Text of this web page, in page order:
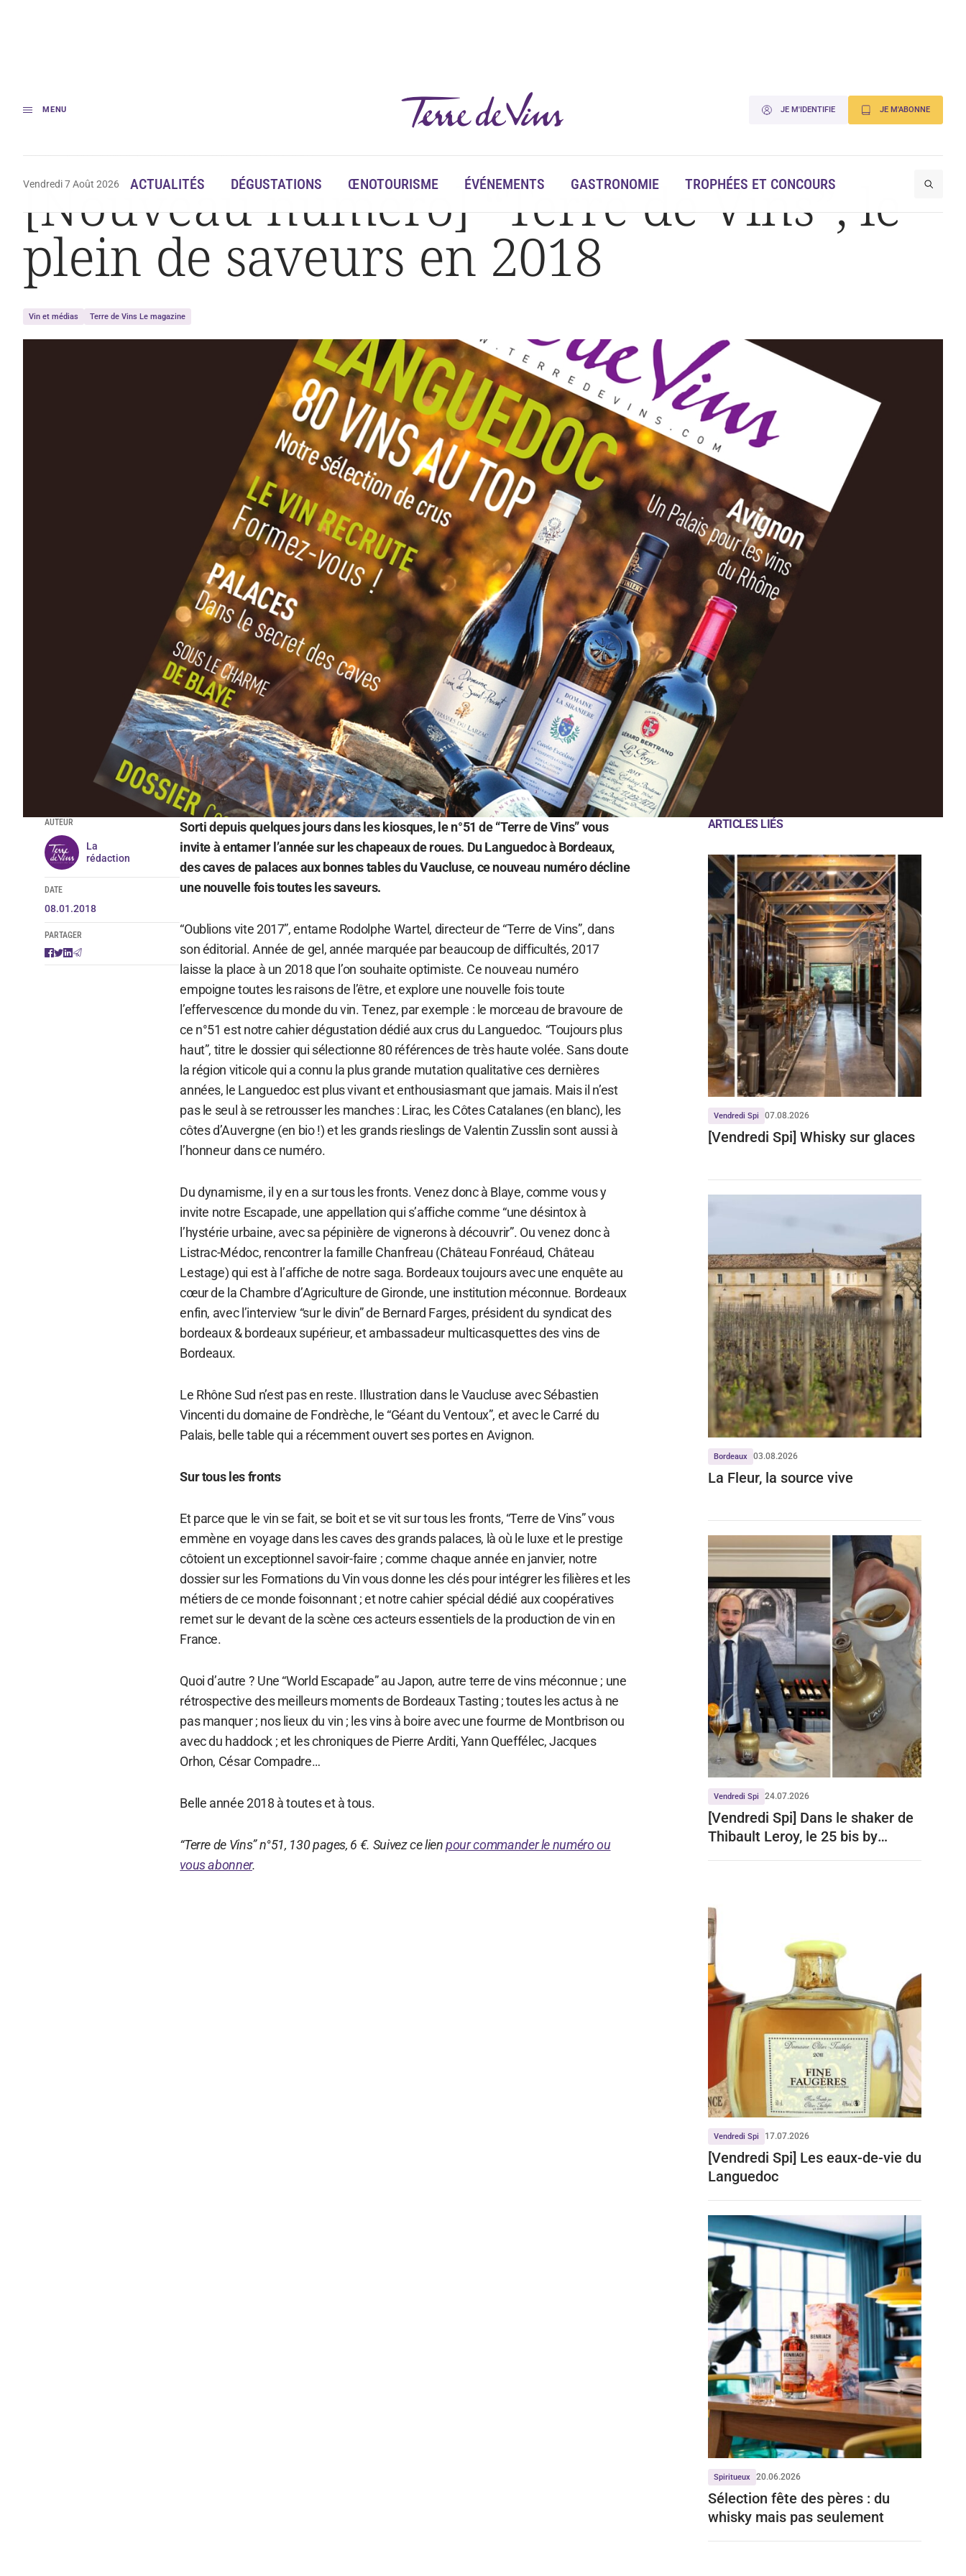
MENU JE M'IDENTIFIE JE M'ABONNE
Vendredi 7 Août 2026 ACTUALITÉS DÉGUSTATIONS ŒNOTOURISME ÉVÉNEMENTS GASTRONOMIE TROPHÉES ET CONCOURS
Accueil [Nouveau numéro] « Terre de Vins », le plein de saveurs en 2018
[Nouveau numéro] “Terre de Vins”, le
plein de saveurs en 2018
Vin et médias Terre de Vins Le magazine
AUTEUR
La
rédaction
DATE
08.01.2018
PARTAGER
Sorti depuis quelques jours dans les kiosques, le n°51 de “Terre de Vins” vous
invite à entamer l’année sur les chapeaux de roues. Du Languedoc à Bordeaux,
des caves de palaces aux bonnes tables du Vaucluse, ce nouveau numéro décline
une nouvelle fois toutes les saveurs.
“Oublions vite 2017”, entame Rodolphe Wartel, directeur de “Terre de Vins”, dans
son éditorial. Année de gel, année marquée par beaucoup de difficultés, 2017
laisse la place à un 2018 que l’on souhaite optimiste. Ce nouveau numéro
empoigne toutes les raisons de l’être, et explore une nouvelle fois toute
l’effervescence du monde du vin. Tenez, par exemple : le morceau de bravoure de
ce n°51 est notre cahier dégustation dédié aux crus du Languedoc. “Toujours plus
haut”, titre le dossier qui sélectionne 80 références de très haute volée. Sans doute
la région viticole qui a connu la plus grande mutation qualitative ces dernières
années, le Languedoc est plus vivant et enthousiasmant que jamais. Mais il n’est
pas le seul à se retrousser les manches : Lirac, les Côtes Catalanes (en blanc), les
côtes d’Auvergne (en bio !) et les grands rieslings de Valentin Zusslin sont aussi à
l’honneur dans ce numéro.
Du dynamisme, il y en a sur tous les fronts. Venez donc à Blaye, comme vous y
invite notre Escapade, une appellation qui s’affiche comme “une désintox à
l’hystérie urbaine, avec sa pépinière de vignerons à découvrir”. Ou venez donc à
Listrac-Médoc, rencontrer la famille Chanfreau (Château Fonréaud, Château
Lestage) qui est à l’affiche de notre saga. Bordeaux toujours avec une enquête au
cœur de la Chambre d’Agriculture de Gironde, une institution méconnue. Bordeaux
enfin, avec l’interview “sur le divin” de Bernard Farges, président du syndicat des
bordeaux & bordeaux supérieur, et ambassadeur multicasquettes des vins de
Bordeaux.
Le Rhône Sud n’est pas en reste. Illustration dans le Vaucluse avec Sébastien
Vincenti du domaine de Fondrèche, le “Géant du Ventoux”, et avec le Carré du
Palais, belle table qui a récemment ouvert ses portes en Avignon.
Sur tous les fronts
Et parce que le vin se fait, se boit et se vit sur tous les fronts, “Terre de Vins” vous
emmène en voyage dans les caves des grands palaces, là où le luxe et le prestige
côtoient un exceptionnel savoir-faire ; comme chaque année en janvier, notre
dossier sur les Formations du Vin vous donne les clés pour intégrer les filières et les
métiers de ce monde foisonnant ; et notre cahier spécial dédié aux coopératives
remet sur le devant de la scène ces acteurs essentiels de la production de vin en
France.
Quoi d’autre ? Une “World Escapade” au Japon, autre terre de vins méconnue ; une
rétrospective des meilleurs moments de Bordeaux Tasting ; toutes les actus à ne
pas manquer ; nos lieux du vin ; les vins à boire avec une fourme de Montbrison ou
avec du haddock ; et les chroniques de Pierre Arditi, Yann Queffélec, Jacques
Orhon, César Compadre…
Belle année 2018 à toutes et à tous.
“Terre de Vins” n°51, 130 pages, 6 €. Suivez ce lienpour commander le numéro ou
vous abonner.
ARTICLES LIÉS
Vendredi Spi 07.08.2026
[Vendredi Spi] Whisky sur glaces
Bordeaux 03.08.2026
La Fleur, la source vive
Vendredi Spi 24.07.2026
[Vendredi Spi] Dans le shaker de
Thibault Leroy, le 25 bis by
Vendredi Spi 17.07.2026
[Vendredi Spi] Les eaux-de-vie du
Languedoc
Spiritueux 20.06.2026
Sélection fête des pères : du
whisky mais pas seulement